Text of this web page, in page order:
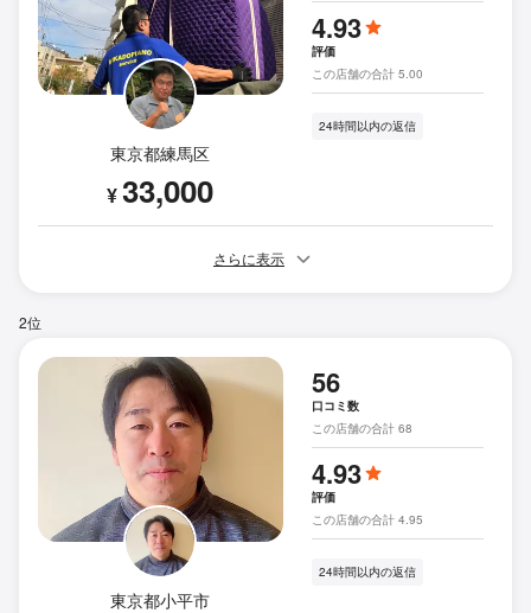
東京都練馬区
¥33,000
4.93
評価
この店舗の合計 5.00
24時間以内の返信
さらに表示
2位
東京都小平市
56
口コミ数
この店舗の合計 68
4.93
評価
この店舗の合計 4.95
24時間以内の返信